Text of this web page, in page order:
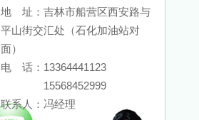
地 址：吉林市船营区西安路与
平山街交汇处（石化加油站对
面）
电 话：13364441123
15568452999
联系人：冯经理